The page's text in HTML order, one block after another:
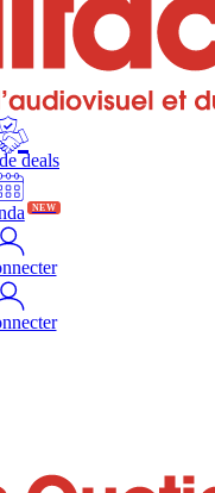
deals
NEW